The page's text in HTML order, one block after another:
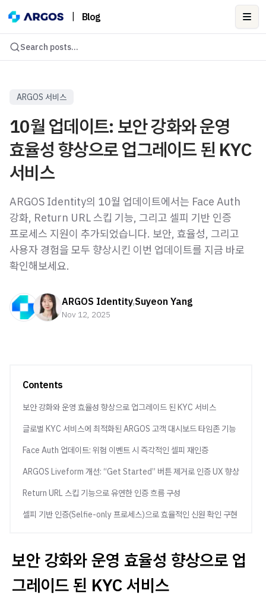
Blog
Search posts...
ARGOS 서비스
10월 업데이트: 보안 강화와 운영
효율성 향상으로 업그레이드 된 KYC
서비스
ARGOS Identity의 10월 업데이트에서는 Face Auth
강화, Return URL 스킵 기능, 그리고 셀피 기반 인증
프로세스 지원이 추가되었습니다. 보안, 효율성, 그리고
사용자 경험을 모두 향상시킨 이번 업데이트를 지금 바로
확인해보세요.
ARGOS Identity,Suyeon Yang
Nov 12, 2025
Contents
보안 강화와 운영 효율성 향상으로 업그레이드 된 KYC 서비스
글로벌 KYC 서비스에 최적화된 ARGOS 고객 대시보드 타임존 기능
Face Auth 업데이트: 위험 이벤트 시 즉각적인 셀피 재인증
ARGOS Liveform 개선: “Get Started” 버튼 제거로 인증 UX 향상
Return URL 스킵 기능으로 유연한 인증 흐름 구성
셀피 기반 인증(Selfie-only 프로세스)으로 효율적인 신원 확인 구현
보안 강화와 운영 효율성 향상으로 업
그레이드 된 KYC 서비스